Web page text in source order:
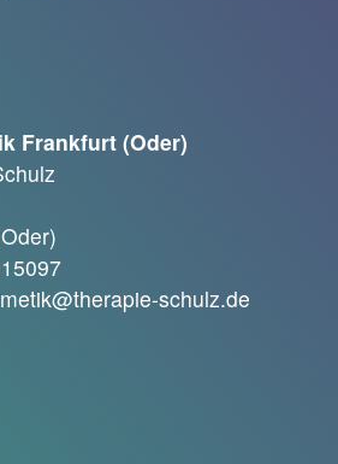
Frankfurt (Oder)
schulz.de